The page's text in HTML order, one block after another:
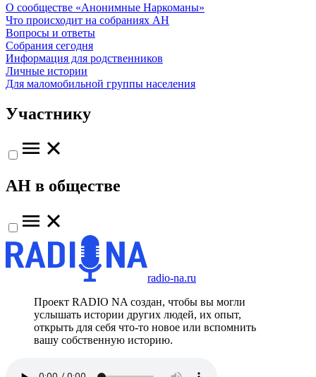
О сообществе «Анонимные Наркоманы»
Что происходит на собраниях АН
Вопросы и ответы
Собрания сегодня
Информация для родственников
Личные истории
Для маломобильной группы населения
Участнику
АН в обществе
radio-na.ru
Проект RADIO NA создан, чтобы вы могли
услышать истории других людей, их опыт,
открыть для себя что-то новое или вспомнить
вашу собственную историю.